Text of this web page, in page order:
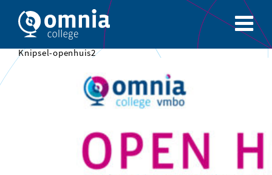
Knipsel-openhuis2